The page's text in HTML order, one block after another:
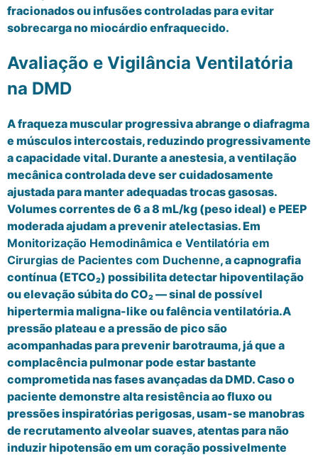
fracionados ou infusões controladas para evitar
sobrecarga no miocárdio enfraquecido.
Avaliação e Vigilância Ventilatória
na DMD
A fraqueza muscular progressiva abrange o diafragma
e músculos intercostais, reduzindo progressivamente
a capacidade vital. Durante a anestesia, a ventilação
mecânica controlada deve ser cuidadosamente
ajustada para manter adequadas trocas gasosas.
Volumes correntes de 6 a 8 mL/kg (peso ideal) e PEEP
moderada ajudam a prevenir atelectasias. Em
Monitorização Hemodinâmica e Ventilatória em
Cirurgias de Pacientes com Duchenne, a capnografia
contínua (ETCO₂) possibilita detectar hipoventilação
ou elevação súbita do CO₂ — sinal de possível
hipertermia maligna-like ou falência ventilatória.A
pressão plateau e a pressão de pico são
acompanhadas para prevenir barotrauma, já que a
complacência pulmonar pode estar bastante
comprometida nas fases avançadas da DMD. Caso o
paciente demonstre alta resistência ao fluxo ou
pressões inspiratórias perigosas, usam-se manobras
de recrutamento alveolar suaves, atentas para não
induzir hipotensão em um coração possivelmente